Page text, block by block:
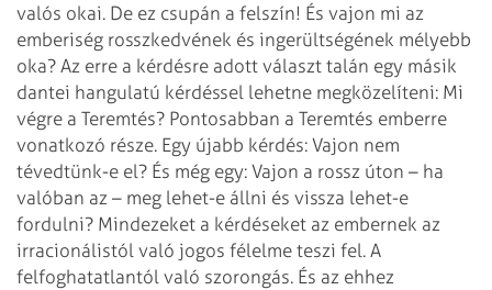
valós okai. De ez csupán a felszín! És vajon mi az
emberiség rosszkedvének és ingerültségének mélyebb
oka? Az erre a kérdésre adott választ talán egy másik
dantei hangulatú kérdéssel lehetne megközelíteni: Mi
végre a Teremtés? Pontosabban a Teremtés emberre
vonatkozó része. Egy újabb kérdés: Vajon nem
tévedtünk-e el? És még egy: Vajon a rossz úton – ha
valóban az – meg lehet-e állni és vissza lehet-e
fordulni? Mindezeket a kérdéseket az embernek az
irracionálistól való jogos félelme teszi fel. A
felfoghatatlantól való szorongás. És az ehhez